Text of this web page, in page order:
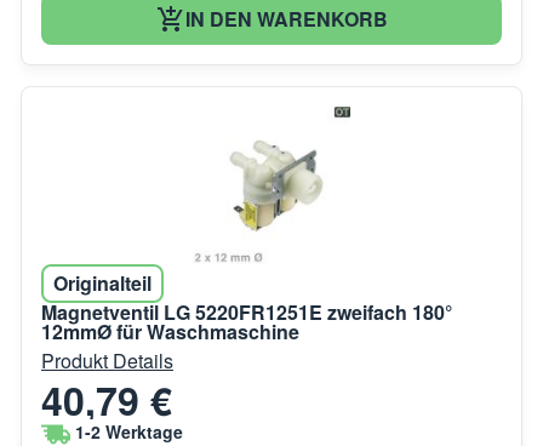
IN DEN WARENKORB
Originalteil
Magnetventil LG 5220FR1251E zweifach 180°
12mmØ für Waschmaschine
Produkt Details
40,79 €
1-2 Werktage